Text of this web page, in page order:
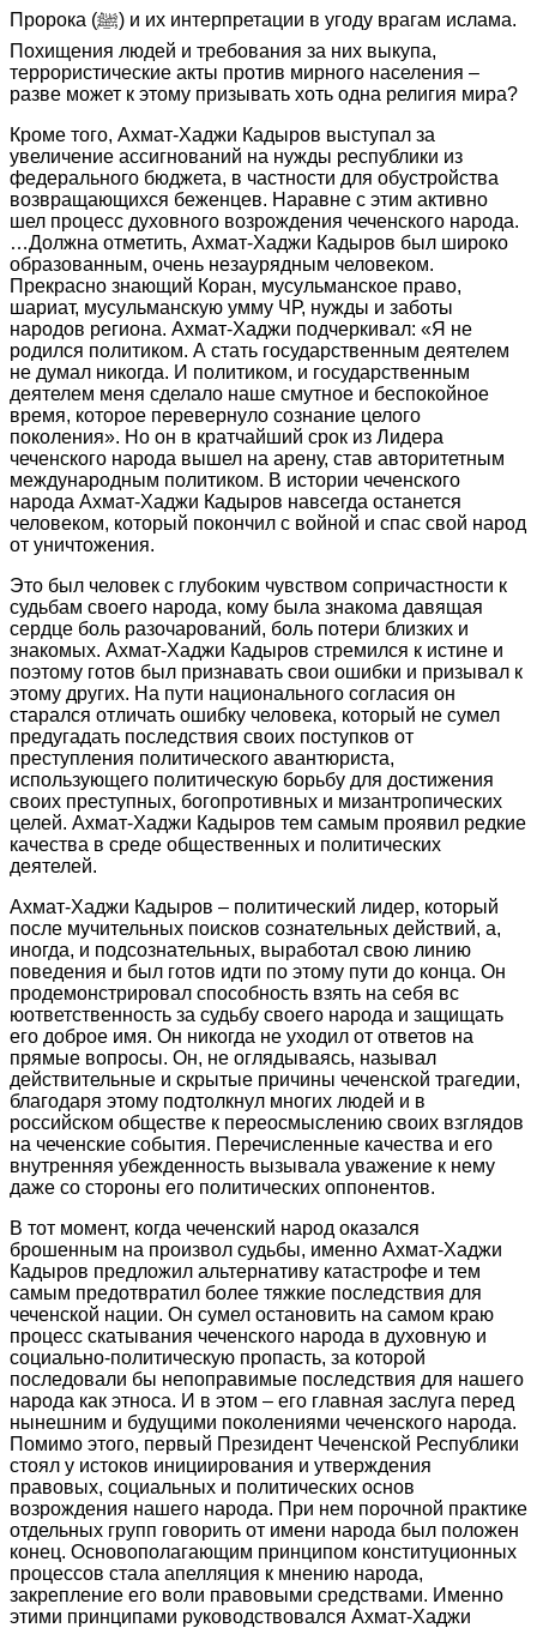
Пророка (ﷺ) и их интерпретации в угоду врагам ислама.
Похищения людей и требования за них выкупа,
террористические акты против мирного населения –
разве может к этому призывать хоть одна религия мира?
Кроме того, Ахмат-Хаджи Кадыров выступал за
увеличение ассигнований на нужды республики из
федерального бюджета, в частности для обустройства
возвращающихся беженцев. Наравне с этим активно
шел процесс духовного возрождения чеченского народа.
…Должна отметить, Ахмат-Хаджи Кадыров был широко
образованным, очень незаурядным человеком.
Прекрасно знающий Коран, мусульманское право,
шариат, мусульманскую умму ЧР, нужды и заботы
народов региона. Ахмат-Хаджи подчеркивал: «Я не
родился политиком. А стать государственным деятелем
не думал никогда. И политиком, и государственным
деятелем меня сделало наше смутное и беспокойное
время, которое перевернуло сознание целого
поколения». Но он в кратчайший срок из Лидера
чеченского народа вышел на арену, став авторитетным
международным политиком. В истории чеченского
народа Ахмат-Хаджи Кадыров навсегда останется
человеком, который покончил с войной и спас свой народ
от уничтожения.
Это был человек с глубоким чувством сопричастности к
судьбам своего народа, кому была знакома давящая
сердце боль разочарований, боль потери близких и
знакомых. Ахмат-Хаджи Кадыров стремился к истине и
поэтому готов был признавать свои ошибки и призывал к
этому других. На пути национального согласия он
старался отличать ошибку человека, который не сумел
предугадать последствия своих поступков от
преступления политического авантюриста,
использующего политическую борьбу для достижения
своих преступных, богопротивных и мизантропических
целей. Ахмат-Хаджи Кадыров тем самым проявил редкие
качества в среде общественных и политических
деятелей.
Ахмат-Хаджи Кадыров – политический лидер, который
после мучительных поисков сознательных действий, а,
иногда, и подсознательных, выработал свою линию
поведения и был готов идти по этому пути до конца. Он
продемонстрировал способность взять на себя вс
юответственность за судьбу своего народа и защищать
его доброе имя. Он никогда не уходил от ответов на
прямые вопросы. Он, не оглядываясь, называл
действительные и скрытые причины чеченской трагедии,
благодаря этому подтолкнул многих людей и в
российском обществе к переосмыслению своих взглядов
на чеченские события. Перечисленные качества и его
внутренняя убежденность вызывала уважение к нему
даже со стороны его политических оппонентов.
В тот момент, когда чеченский народ оказался
брошенным на произвол судьбы, именно Ахмат-Хаджи
Кадыров предложил альтернативу катастрофе и тем
самым предотвратил более тяжкие последствия для
чеченской нации. Он сумел остановить на самом краю
процесс скатывания чеченского народа в духовную и
социально-политическую пропасть, за которой
последовали бы непоправимые последствия для нашего
народа как этноса. И в этом – его главная заслуга перед
нынешним и будущими поколениями чеченского народа.
Помимо этого, первый Президент Чеченской Республики
стоял у истоков инициирования и утверждения
правовых, социальных и политических основ
возрождения нашего народа. При нем порочной практике
отдельных групп говорить от имени народа был положен
конец. Основополагающим принципом конституционных
процессов стала апелляция к мнению народа,
закрепление его воли правовыми средствами. Именно
этими принципами руководствовался Ахмат-Хаджи